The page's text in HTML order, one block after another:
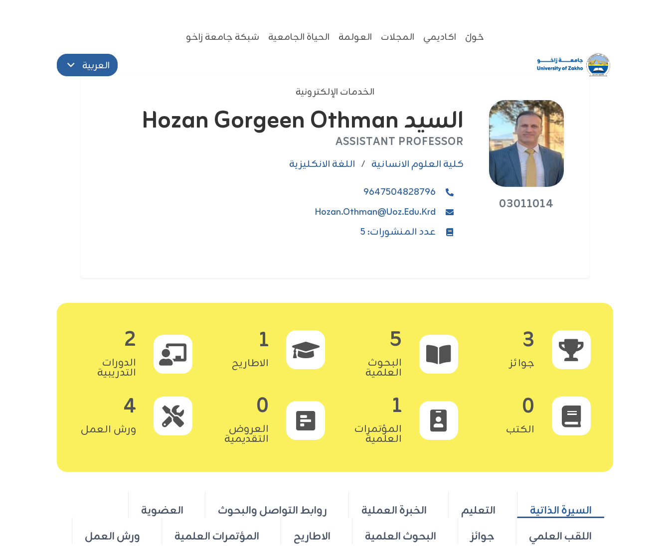
حَولَ اكاديمي المجلات العولمة الحياة الجامعية شبكة جامعة زاخو
الخدمات الإلكترونية
العربية
03011014
السيد Hozan Gorgeen Othman
ASSISTANT PROFESSOR
كلية العلوم الانسانية / اللغة الانكليزية
9647504828796
Hozan.othman@uoz.edu.krd
عدد المنشورات: 5
3
جوائز
5
البحوث
العلمية
1
الاطاريح
2
الدورات
التدريبية
0
الكتب
1
المؤتمرات
العلمية
0
العروض
التقديمية
4
ورش العمل
السيرة الذاتية التعليم الخبرة العملية روابط التواصل والبحوث
العضوية
اللقب العلمي
جوائز البحوث العلمية الاطاريح المؤتمرات العلمية
ورش العمل